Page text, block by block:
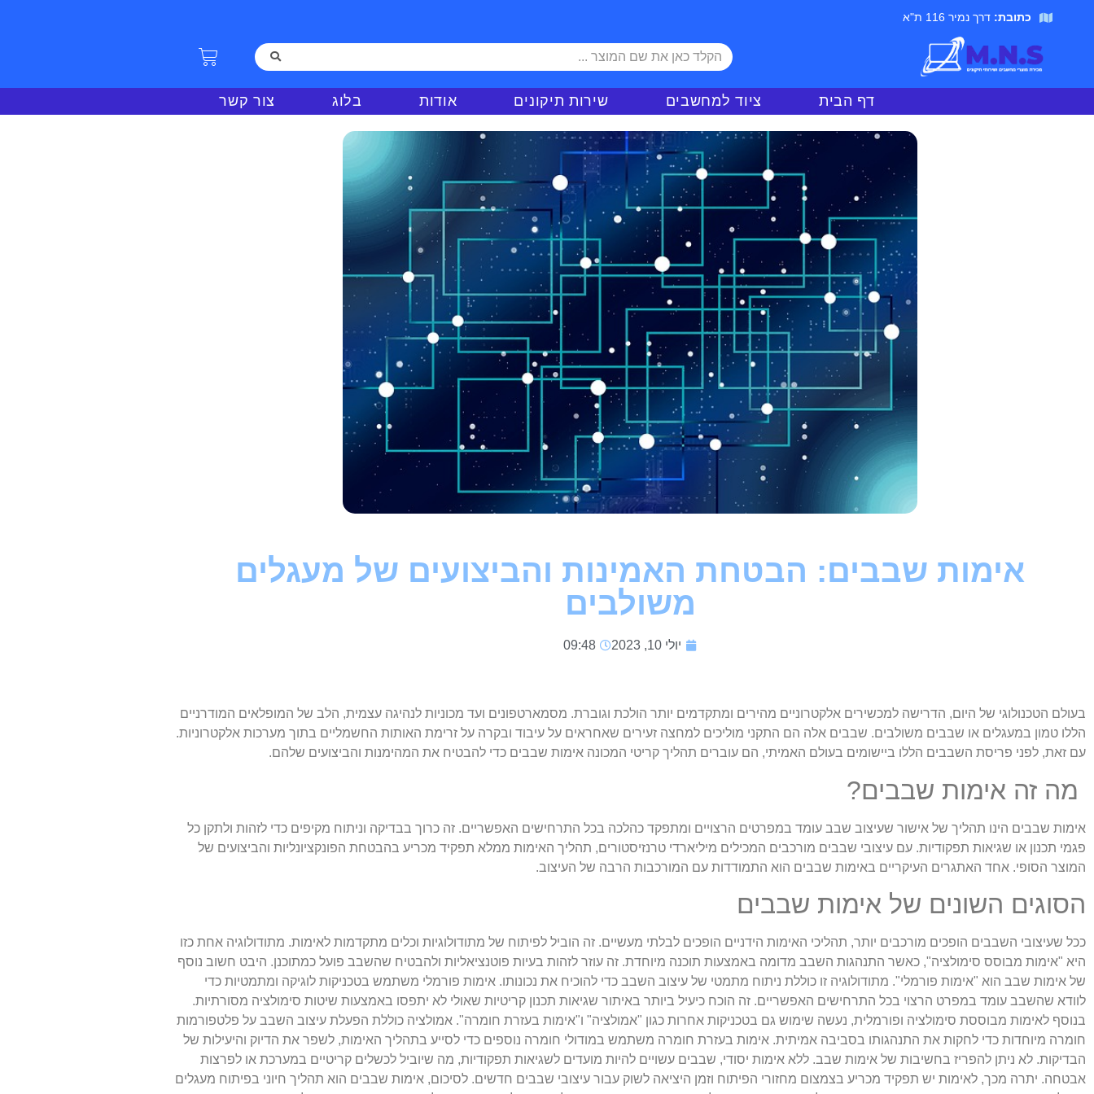
כתובת:דרך נמיר 116 ת"א
דף הבית ציוד למחשבים שירות תיקונים אודות בלוג צור קשר
אימות שבבים: הבטחת האמינות והביצועים של מעגלים
משולבים
יולי 10, 2023 09:48
בעולם הטכנולוגי של היום, הדרישה למכשירים אלקטרוניים מהירים ומתקדמים יותר הולכת וגוברת. מסמארטפונים ועד מכוניות לנהיגה עצמית, הלב של המופלאים המודרניים
הללו טמון במעגלים או שבבים משולבים. שבבים אלה הם התקני מוליכים למחצה זעירים שאחראים על עיבוד ובקרה על זרימת האותות החשמליים בתוך מערכות אלקטרוניות.
עם זאת, לפני פריסת השבבים הללו ביישומים בעולם האמיתי, הם עוברים תהליך קריטי המכונה אימות שבבים כדי להבטיח את המהימנות והביצועים שלהם.
מה זה אימות שבבים?
אימות שבבים הינו תהליך של אישור שעיצוב שבב עומד במפרטים הרצויים ומתפקד כהלכה בכל התרחישים האפשריים. זה כרוך בבדיקה וניתוח מקיפים כדי לזהות ולתקן כל
פגמי תכנון או שגיאות תפקודיות. עם עיצובי שבבים מורכבים המכילים מיליארדי טרנזיסטורים, תהליך האימות ממלא תפקיד מכריע בהבטחת הפונקציונליות והביצועים של
המוצר הסופי. אחד האתגרים העיקריים באימות שבבים הוא התמודדות עם המורכבות הרבה של העיצוב.
הסוגים השונים של אימות שבבים
ככל שעיצובי השבבים הופכים מורכבים יותר, תהליכי האימות הידניים הופכים לבלתי מעשיים. זה הוביל לפיתוח של מתודולוגיות וכלים מתקדמות לאימות. מתודולוגיה אחת כזו
היא "אימות מבוסס סימולציה", כאשר התנהגות השבב מדומה באמצעות תוכנה מיוחדת. זה עוזר לזהות בעיות פוטנציאליות ולהבטיח שהשבב פועל כמתוכנן. היבט חשוב נוסף
של אימות שבב הוא "אימות פורמלי". מתודולוגיה זו כוללת ניתוח מתמטי של עיצוב השבב כדי להוכיח את נכונותו. אימות פורמלי משתמש בטכניקות לוגיקה ומתמטיות כדי
לוודא שהשבב עומד במפרט הרצוי בכל התרחישים האפשריים. זה הוכח כיעיל ביותר באיתור שגיאות תכנון קריטיות שאולי לא יתפסו באמצעות שיטות סימולציה מסורתיות.
בנוסף לאימות מבוססת סימולציה ופורמלית, נעשה שימוש גם בטכניקות אחרות כגון "אמולציה" ו"אימות בעזרת חומרה". אמולציה כוללת הפעלת עיצוב השבב על פלטפורמות
חומרה מיוחדות כדי לחקות את התנהגותו בסביבה אמיתית. אימות בעזרת חומרה משתמש במודולי חומרה נוספים כדי לסייע בתהליך האימות, לשפר את הדיוק והיעילות של
הבדיקות. לא ניתן להפריז בחשיבות של אימות שבב. ללא אימות יסודי, שבבים עשויים להיות מועדים לשגיאות תפקודיות, מה שיוביל לכשלים קריטיים במערכת או לפרצות
אבטחה. יתרה מכך, לאימות יש תפקיד מכריע בצמצום מחזורי הפיתוח וזמן היציאה לשוק עבור עיצובי שבבים חדשים. לסיכום, אימות שבבים הוא תהליך חיוני בפיתוח מעגלים